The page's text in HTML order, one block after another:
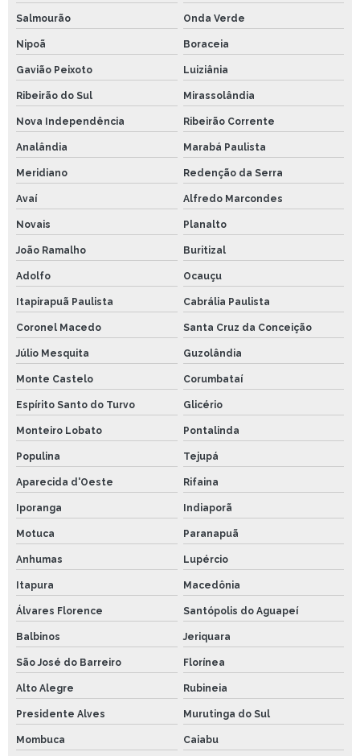
Salmourão Onda Verde
Nipoã Boraceia
Gavião Peixoto Luiziânia
Ribeirão do Sul Mirassolândia
Nova Independência Ribeirão Corrente
Analândia Marabá Paulista
Meridiano Redenção da Serra
Avaí Alfredo Marcondes
Novais Planalto
João Ramalho Buritizal
Adolfo Ocauçu
Itapirapuã Paulista Cabrália Paulista
Coronel Macedo Santa Cruz da Conceição
Júlio Mesquita Guzolândia
Monte Castelo Corumbataí
Espírito Santo do Turvo Glicério
Monteiro Lobato Pontalinda
Populina Tejupá
Aparecida d'Oeste Rifaina
Iporanga Indiaporã
Motuca Paranapuã
Anhumas Lupércio
Itapura Macedônia
Álvares Florence Santópolis do Aguapeí
Balbinos Jeriquara
São José do Barreiro Florínea
Alto Alegre Rubineia
Presidente Alves Murutinga do Sul
Mombuca Caiabu